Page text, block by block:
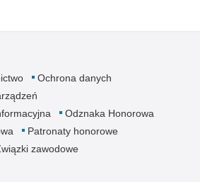
Ochrona danych
Odznaka Honorowa
Patronaty honorowe
zawodowe